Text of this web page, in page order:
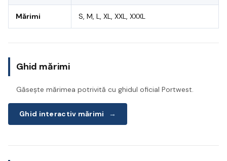
Mărimi S, M, L, XL, XXL, XXXL
Ghid mărimi
Găsește mărimea potrivită cu ghidul oficial Portwest.
Ghid interactiv mărimi →